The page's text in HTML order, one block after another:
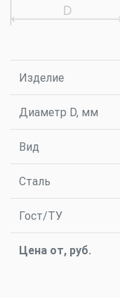
Изделие
Диаметр D, мм
Вид
Сталь
Гост/ТУ
Цена от, руб.